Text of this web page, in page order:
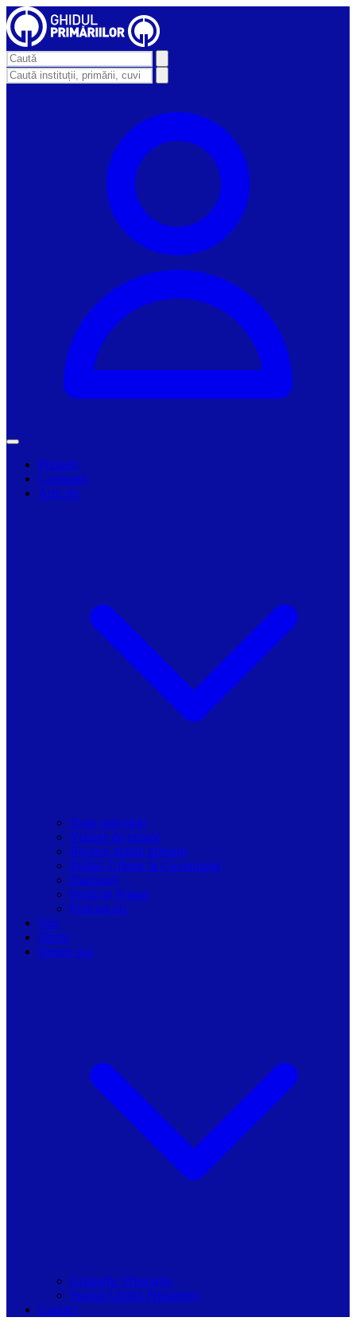
Primarii
Companii
Articole
Toate articolele
Viziune de primar
Resurse pentru primarii
Politici Urbane & Guvernanta
Dialoguri
Profil de Primar
Podcast-uri
Stiri
Oferte
Despre noi
Grupurile Whatsapp
Spațiul Ghidul Primăriilor
Contact